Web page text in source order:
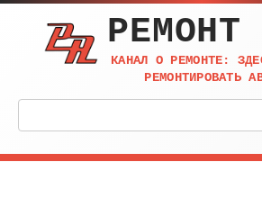
Перейти
контенту
РЕМОНТ
КАНАЛ О РЕМОНТЕ:
РЕМОНТИРОВАТЬ
Поиск: